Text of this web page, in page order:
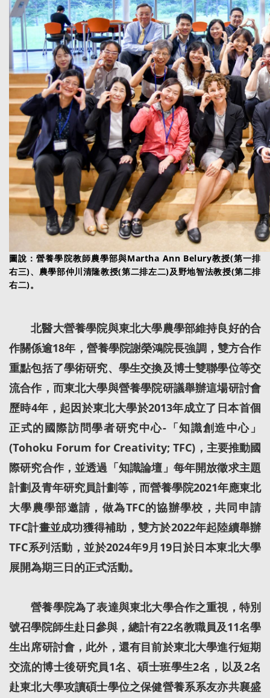
圖說：營養學院教師農學部與Martha Ann Belury教授(第一排
右三)、農學部仲川清隆教授(第二排左二)及野地智法教授(第二排
右二)。
北醫大營養學院與東北大學農學部維持良好的合
作關係逾18年，營養學院謝榮鴻院長強調，雙方合作
重點包括了學術研究、學生交換及博士雙聯學位等交
流合作，而東北大學與營養學院研議舉辦這場研討會
歷時4年，起因於東北大學於2013年成立了日本首個
正式的國際訪問學者研究中心-「知識創造中心」
(Tohoku Forum for Creativity; TFC)，主要推動國
際研究合作，並透過「知識論壇」每年開放徵求主題
計劃及青年研究員計劃等，而營養學院2021年應東北
大學農學部邀請，做為TFC的協辦學校，共同申請
TFC計畫並成功獲得補助，雙方於2022年起陸續舉辦
TFC系列活動，並於2024年9月19日於日本東北大學
展開為期三日的正式活動。
營養學院為了表達與東北大學合作之重視，特別
號召學院師生赴日參與，總計有22名教職員及11名學
生出席研討會，此外，還有目前於東北大學進行短期
交流的博士後研究員1名、碩士班學生2名，以及2名
赴東北大學攻讀碩士學位之保健營養系系友亦共襄盛